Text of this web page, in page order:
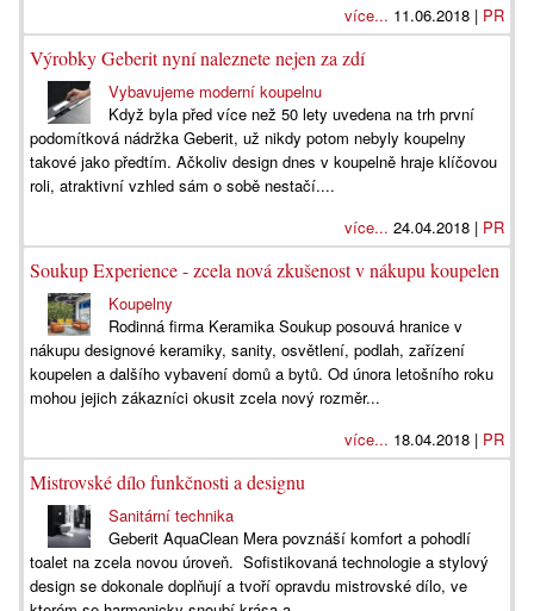
více... 11.06.2018 | PR
Výrobky Geberit nyní naleznete nejen za zdí
Vybavujeme moderní koupelnu
Když byla před více než 50 lety uvedena na trh první
podomítková nádržka Geberit, už nikdy potom nebyly koupelny
takové jako předtím. Ačkoliv design dnes v koupelně hraje klíčovou
roli, atraktivní vzhled sám o sobě nestačí....
více... 24.04.2018 | PR
Soukup Experience - zcela nová zkušenost v nákupu koupelen
Koupelny
Rodinná firma Keramika Soukup posouvá hranice v
nákupu designové keramiky, sanity, osvětlení, podlah, zařízení
koupelen a dalšího vybavení domů a bytů. Od února letošního roku
mohou jejich zákazníci okusit zcela nový rozměr...
více... 18.04.2018 | PR
Mistrovské dílo funkčnosti a designu
Sanitární technika
Geberit AquaClean Mera povznáší komfort a pohodlí
toalet na zcela novou úroveň. Sofistikovaná technologie a stylový
design se dokonale doplňují a tvoří opravdu mistrovské dílo, ve